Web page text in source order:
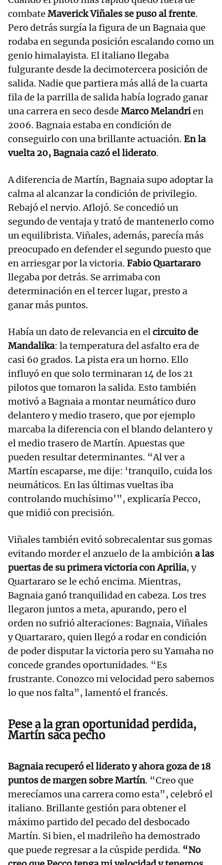
combate Maverick Viñales se puso al frente.
Pero detrás surgía la figura de un Bagnaia que
rodaba en segunda posición escalando como un
genio himalayista. El italiano llegaba
fulgurante desde la decimotercera posición de
salida. Nadie que partiera más allá de la cuarta
fila de la parrilla de salida había logrado ganar
una carrera en seco desde Marco Melandrien
2006. Bagnaia estaba en condición de
conseguirlo con una brillante actuación. En la
vuelta 20, Bagnaia cazó el liderato.
A diferencia de Martín, Bagnaia supo adoptar la
calma al alcanzar la condición de privilegio.
Rebajó el nervio. Aflojó. Se concedió un
segundo de ventaja y trató de mantenerlo como
un equilibrista. Viñales, además, parecía más
preocupado en defender el segundo puesto que
en arriesgar por la victoria. Fabio Quartararo
llegaba por detrás. Se arrimaba con
determinación en el tercer lugar, presto a
ganar más puntos.
Había un dato de relevancia en elcircuito de
Mandalika: la temperatura del asfalto era de
casi 60 grados. La pista era un horno. Ello
influyó en que solo terminaran 14 de los 21
pilotos que tomaron la salida. Esto también
motivó a Bagnaia a montar neumático duro
delantero y medio trasero, que por ejemplo
marcaba la diferencia con el blando delantero y
el medio trasero de Martín. Apuestas que
pueden resultar determinantes. “Al ver a
Martín escaparse, me dije: ‘tranquilo, cuida los
neumáticos. En las últimas vueltas iba
controlando muchísimo’”, explicaría Pecco,
que midió con precisión.
Viñales también evitó sobrecalentar sus gomas
evitando morder el anzuelo de la ambicióna las
puertas de su primera victoria con Aprilia, y
Quartararo se le echó encima. Mientras,
Bagnaia ganó tranquilidad en cabeza. Los tres
llegaron juntos a meta, apurando, pero el
orden no sufrió alteraciones: Bagnaia, Viñales
y Quartararo, quien llegó a rodar en condición
de poder disputar la victoria pero su Yamaha no
concede grandes oportunidades. “Es
frustrante. Conozco mi velocidad pero sabemos
lo que nos falta”, lamentó el francés.
Pese a la gran oportunidad perdida,
Martín saca pecho
Bagnaia recuperó el liderato y ahora goza de 18
puntos de margen sobre Martín. “Creo que
merecíamos una carrera como esta”, celebró el
italiano. Brillante gestión para obtener el
máximo partido del pecado del desbocado
Martín. Si bien, el madrileño ha demostrado
que puede regresar a la cúspide perdida. “No